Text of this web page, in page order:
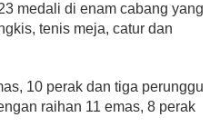
medali di enam cabang yang
tenis meja, catur dan
10 perak dan tiga perunggu
raihan 11 emas, 8 perak